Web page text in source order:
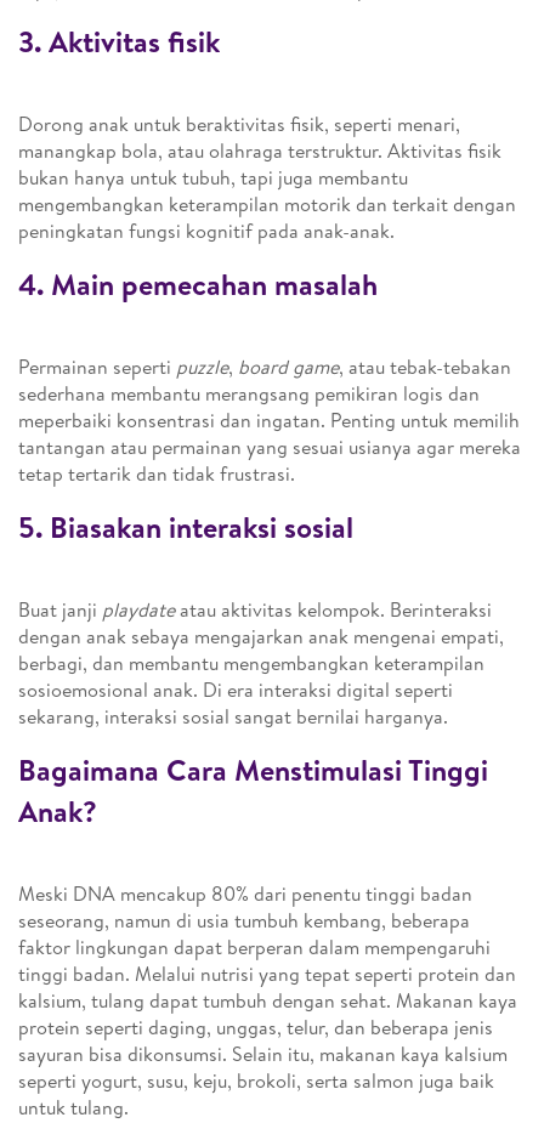
3. Aktivitas fisik
Dorong anak untuk beraktivitas fisik, seperti menari,
manangkap bola, atau olahraga terstruktur. Aktivitas fisik
bukan hanya untuk tubuh, tapi juga membantu
mengembangkan keterampilan motorik dan terkait dengan
peningkatan fungsi kognitif pada anak-anak.
4. Main pemecahan masalah
Permainan seperti puzzle, board game, atau tebak-tebakan
sederhana membantu merangsang pemikiran logis dan
meperbaiki konsentrasi dan ingatan. Penting untuk memilih
tantangan atau permainan yang sesuai usianya agar mereka
tetap tertarik dan tidak frustrasi.
5. Biasakan interaksi sosial
Buat janji playdateatau aktivitas kelompok. Berinteraksi
dengan anak sebaya mengajarkan anak mengenai empati,
berbagi, dan membantu mengembangkan keterampilan
sosioemosional anak. Di era interaksi digital seperti
sekarang, interaksi sosial sangat bernilai harganya.
Bagaimana Cara Menstimulasi Tinggi
Anak?
Meski DNA mencakup 80% dari penentu tinggi badan
seseorang, namun di usia tumbuh kembang, beberapa
faktor lingkungan dapat berperan dalam mempengaruhi
tinggi badan. Melalui nutrisi yang tepat seperti protein dan
kalsium, tulang dapat tumbuh dengan sehat. Makanan kaya
protein seperti daging, unggas, telur, dan beberapa jenis
sayuran bisa dikonsumsi. Selain itu, makanan kaya kalsium
seperti yogurt, susu, keju, brokoli, serta salmon juga baik
untuk tulang.